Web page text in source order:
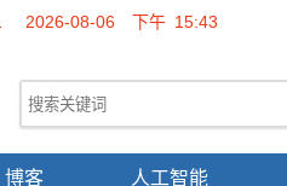
2026-08-06 下午 15:43
博客 人工智能